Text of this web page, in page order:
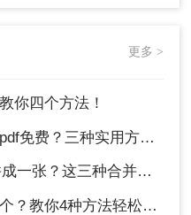
可以使用一些Python
件的步骤：
用pip命令进行安装：
更多 >
你四个方法！
？三种实用方法分享！
这三种合并方法学习一下!
4种方法轻松完成合并！